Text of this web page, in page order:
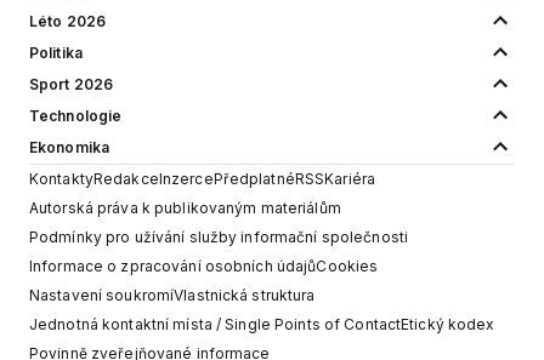
Léto 2026
Politika
Sport 2026
Technologie
Ekonomika
KontaktyRedakceInzercePředplatnéRSSKariéra
Autorská práva k publikovaným materiálům
Podmínky pro užívání služby informační společnosti
Informace o zpracování osobních údajůCookies
Nastavení soukromíVlastnická struktura
Jednotná kontaktní místa / Single Points of ContactEtický kodex
Povinně zveřejňované informace